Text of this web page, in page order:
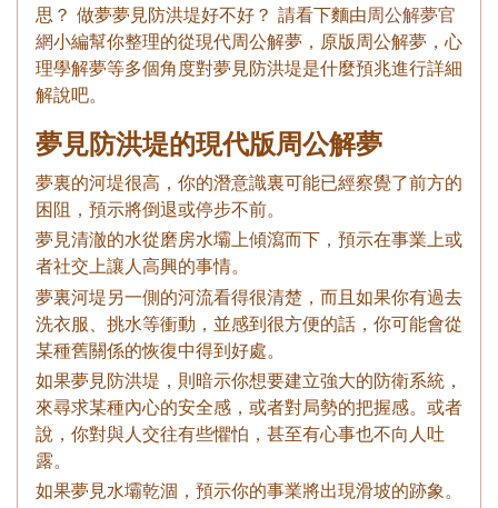
思？ 做夢夢見防洪堤好不好？ 請看下麵由周公解夢官
網小編幫你整理的從現代周公解夢，原版周公解夢，心
理學解夢等多個角度對夢見防洪堤是什麼預兆進行詳細
解說吧。
夢見防洪堤的現代版周公解夢
夢裏的河堤很高，你的潛意識裏可能已經察覺了前方的
困阻，預示將倒退或停步不前。
夢見清澈的水從磨房水壩上傾瀉而下，預示在事業上或
者社交上讓人高興的事情。
夢裏河堤另一側的河流看得很清楚，而且如果你有過去
洗衣服、挑水等衝動，並感到很方便的話，你可能會從
某種舊關係的恢復中得到好處。
如果夢見防洪堤，則暗示你想要建立強大的防衛系統，
來尋求某種內心的安全感，或者對局勢的把握感。或者
說，你對與人交往有些懼怕，甚至有心事也不向人吐
露。
如果夢見水壩乾涸，預示你的事業將出現滑坡的跡象。